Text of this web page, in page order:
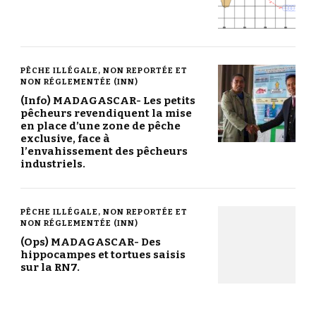
PÊCHE ILLÉGALE, NON REPORTÉE ET
NON RÉGLEMENTÉE (INN)
(Info) MADAGASCAR- Les petits
pêcheurs revendiquent la mise
en place d’une zone de pêche
exclusive, face à
l’envahissement des pêcheurs
industriels.
PÊCHE ILLÉGALE, NON REPORTÉE ET
NON RÉGLEMENTÉE (INN)
(Ops) MADAGASCAR- Des
hippocampes et tortues saisis
sur la RN7.